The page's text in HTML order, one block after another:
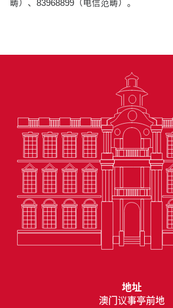
畴）、83968899（电信范畴）。
地址
澳门议事亭前地